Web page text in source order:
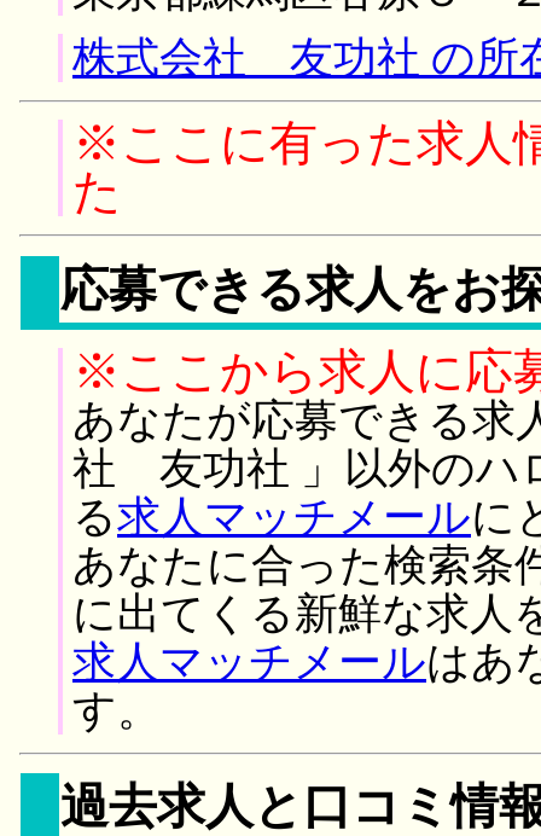
株式会社 友功社 の所
※ここに有った求人
た
応募できる求人をお
※ここから求人に応
あなたが応募できる求
社 友功社 」以外のハ
る求人マッチメールに
あなたに合った検索条
に出てくる新鮮な求人
求人マッチメールはあ
す。
過去求人と口コミ情